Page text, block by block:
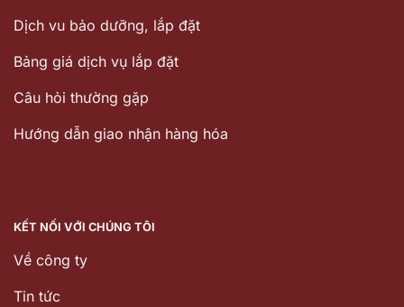
Dịch vu bảo dưỡng, lắp đặt
Bảng giá dịch vụ lắp đặt
Câu hỏi thường gặp
Hướng dẫn giao nhận hàng hóa
KẾT NỐI VỚI CHÚNG TÔI
Về công ty
Tin tức